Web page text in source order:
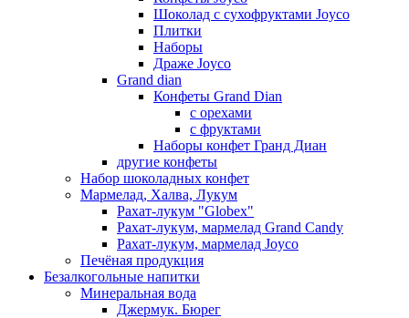
Шоколад с сухофруктами Joyco
Плитки
Наборы
Драже Joyco
Grand dian
Конфеты Grand Dian
с орехами
с фруктами
Наборы конфет Гранд Диан
другие конфеты
Набор шоколадных конфет
Мармелад, Халва, Лукум
Рахат-лукум "Globex"
Рахат-лукум, мармелад Grand Candy
Рахат-лукум, мармелад Joyco
Печёная продукция
Безалкогольные напитки
Минеральная вода
Джермук. Бюрег